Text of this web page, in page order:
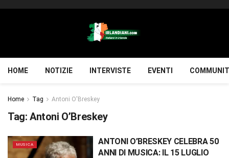
HOME NOTIZIE INTERVISTE EVENTI
Home Tag Antoni O'Breskey
Tag: Antoni O’Breskey
MUSICA
ANTONI O’BRESKEY CELEBRA 50
ANNI DI MUSICA: IL 15 LUGLIO